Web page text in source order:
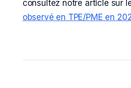
consultez notre article sur
observé en TPE/PME en